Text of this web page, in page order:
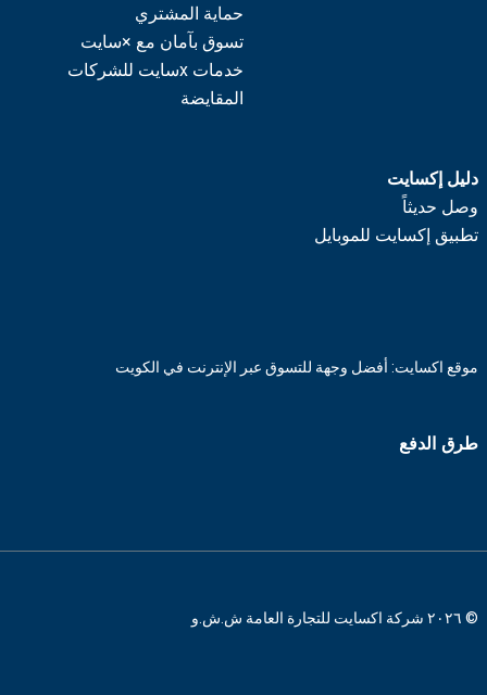
حماية المشتري
تسوق بآمان مع ×سايت
خدمات xسايت للشركات
المقايضة
دليل إكسايت
وصل حديثاً
تطبيق إكسايت للموبايل
موقع اكسايت: أفضل وجهة للتسوق عبر الإنترنت في الكويت
طرق الدفع
© ٢٠٢٦ شركة اكسايت للتجارة العامة ش.ش.و